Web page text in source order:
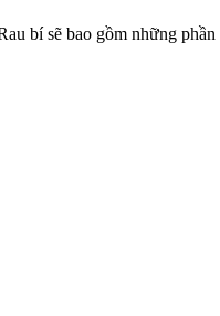
bí sẽ bao gồm những